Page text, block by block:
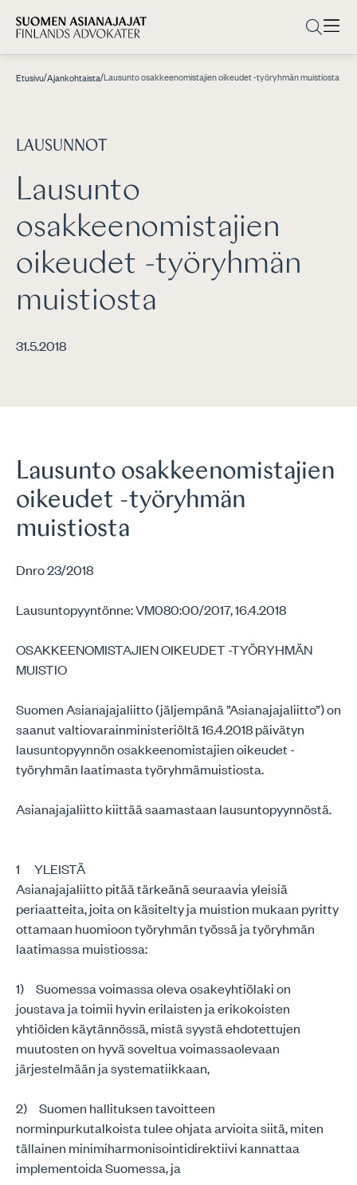
Etusivu/Ajankohtaista/Lausunto osakkeenomistajien oikeudet -työryhmän muistiosta
LAUSUNNOT
Lausunto
osakkeenomistajien
oikeudet -työryhmän
muistiosta
31.5.2018
Lausunto osakkeenomistajien
oikeudet -työryhmän
muistiosta
Dnro 23/2018
Lausuntopyyntönne: VM080:00/2017, 16.4.2018
OSAKKEENOMISTAJIEN OIKEUDET -TYÖRYHMÄN
MUISTIO
Suomen Asianajajaliitto (jäljempänä ”Asianajajaliitto”) on
saanut valtiovarainministeriöltä 16.4.2018 päivätyn
lausuntopyynnön osakkeenomistajien oikeudet -
työryhmän laatimasta työryhmämuistiosta.
Asianajajaliitto kiittää saamastaan lausuntopyynnöstä.
1 YLEISTÄ
Asianajajaliitto pitää tärkeänä seuraavia yleisiä
periaatteita, joita on käsitelty ja muistion mukaan pyritty
ottamaan huomioon työryhmän työssä ja työryhmän
laatimassa muistiossa:
1) Suomessa voimassa oleva osakeyhtiölaki on
joustava ja toimii hyvin erilaisten ja erikokoisten
yhtiöiden käytännössä, mistä syystä ehdotettujen
muutosten on hyvä soveltua voimassaolevaan
järjestelmään ja systematiikkaan,
2) Suomen hallituksen tavoitteen
norminpurkutalkoista tulee ohjata arvioita siitä, miten
tällainen minimiharmonisointidirektiivi kannattaa
implementoida Suomessa, ja